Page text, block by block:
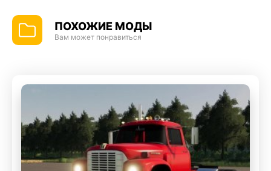
ПОХОЖИЕ МОДЫ
Вам может понравиться